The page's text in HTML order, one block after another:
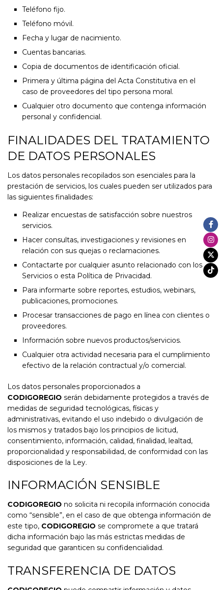
Teléfono fijo.
Teléfono móvil.
Fecha y lugar de nacimiento.
Cuentas bancarias.
Copia de documentos de identificación oficial.
Primera y última página del Acta Constitutiva en el
caso de proveedores del tipo persona moral.
Cualquier otro documento que contenga información
personal y confidencial.
FINALIDADES DEL TRATAMIENTO
DE DATOS PERSONALES
Los datos personales recopilados son esenciales para la
prestación de servicios, los cuales pueden ser utilizados para
las siguientes finalidades:
Realizar encuestas de satisfacción sobre nuestros
servicios.
Hacer consultas, investigaciones y revisiones en
relación con sus quejas o reclamaciones.
Contactarte por cualquier asunto relacionado con los
Servicios o esta Política de Privacidad.
Para informarte sobre reportes, estudios, webinars,
publicaciones, promociones.
Procesar transacciones de pago en línea con clientes o
proveedores.
Información sobre nuevos productos/servicios.
Cualquier otra actividad necesaria para el cumplimiento
efectivo de la relación contractual y/o comercial.
Los datos personales proporcionados a
CODIGOREGIO serán debidamente protegidos a través de
medidas de seguridad tecnológicas, físicas y
administrativas, evitando el uso indebido o divulgación de
los mismos y tratados bajo los principios de licitud,
consentimiento, información, calidad, finalidad, lealtad,
proporcionalidad y responsabilidad, de conformidad con las
disposiciones de la Ley.
INFORMACIÓN SENSIBLE
CODIGOREGIO no solicita ni recopila información conocida
como “sensible”, en el caso de que obtenga información de
este tipo, CODIGOREGIO se compromete a que tratará
dicha información bajo las más estrictas medidas de
seguridad que garanticen su confidencialidad.
TRANSFERENCIA DE DATOS